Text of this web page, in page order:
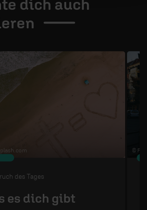
dich auch
des Tages
es dich gibt
© Flo